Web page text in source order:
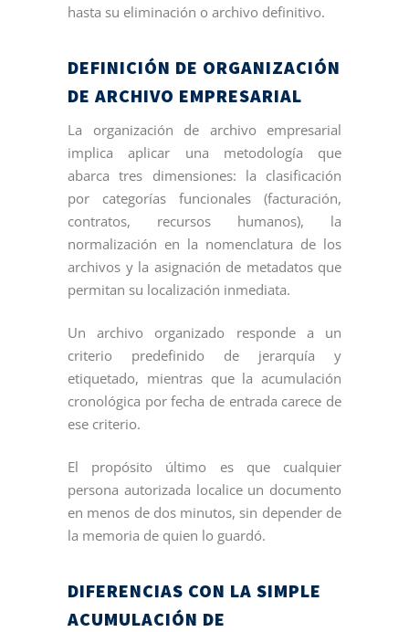
hasta su eliminación o archivo definitivo.
DEFINICIÓN DE ORGANIZACIÓN
DE ARCHIVO EMPRESARIAL
La organización de archivo empresarial
implica aplicar una metodología que
abarca tres dimensiones: la clasificación
por categorías funcionales (facturación,
contratos, recursos humanos), la
normalización en la nomenclatura de los
archivos y la asignación de metadatos que
permitan su localización inmediata.
Un archivo organizado responde a un
criterio predefinido de jerarquía y
etiquetado, mientras que la acumulación
cronológica por fecha de entrada carece de
ese criterio.
El propósito último es que cualquier
persona autorizada localice un documento
en menos de dos minutos, sin depender de
la memoria de quien lo guardó.
DIFERENCIAS CON LA SIMPLE
ACUMULACIÓN DE